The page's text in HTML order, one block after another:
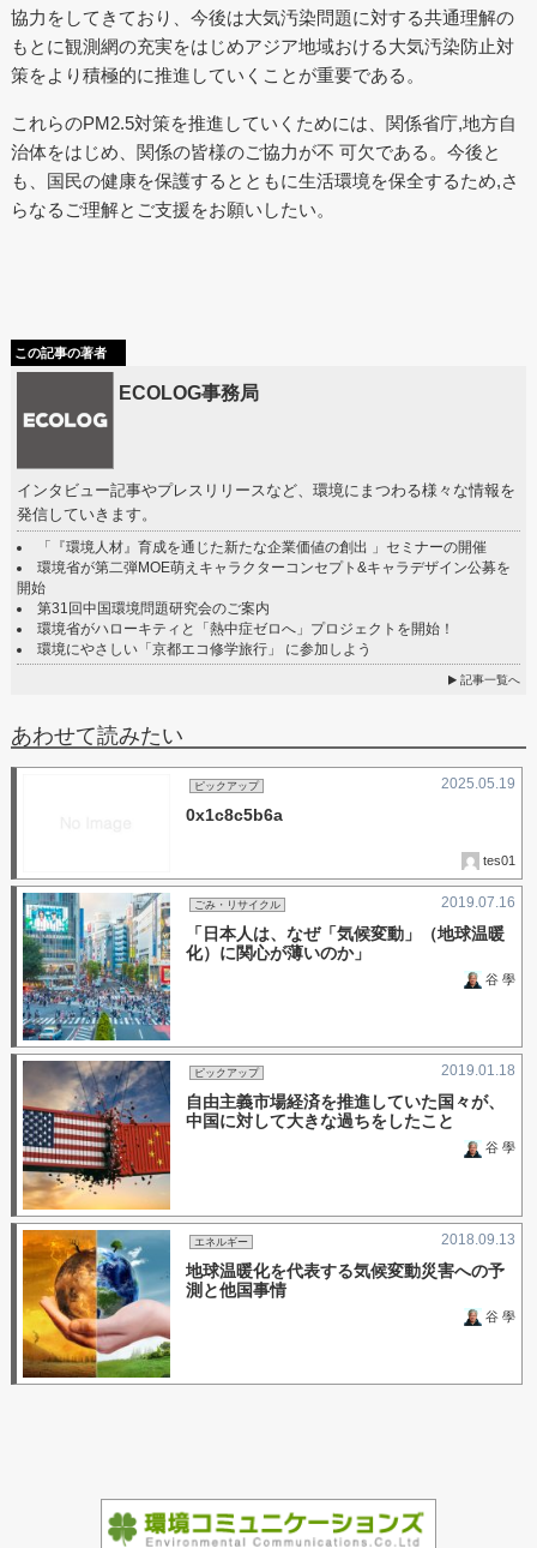
協力をしてきており、今後は大気汚染問題に対する共通理解の
もとに観測網の充実をはじめアジア地域おける大気汚染防止対
策をより積極的に推進していくことが重要である。
これらのPM2.5対策を推進していくためには、関係省庁,地方自
治体をはじめ、関係の皆様のご協力が不 可欠である。今後と
も、国民の健康を保護するとともに生活環境を保全するため,さ
らなるご理解とご支援をお願いしたい。
この記事の著者
ECOLOG事務局
インタビュー記事やプレスリリースなど、環境にまつわる様々な情報を
発信していきます。
「『環境人材』育成を通じた新たな企業価値の創出 」セミナーの開催
環境省が第二弾MOE萌えキャラクターコンセプト&キャラデザイン公募を
開始
第31回中国環境問題研究会のご案内
環境省がハローキティと「熱中症ゼロへ」プロジェクトを開始！
環境にやさしい「京都エコ修学旅行」 に参加しよう
記事一覧へ
あわせて読みたい
ピックアップ 2025.05.19
0x1c8c5b6a
tes01
ごみ・リサイクル 2019.07.16
「日本人は、なぜ「気候変動」（地球温暖
化）に関心が薄いのか」
谷 學
ピックアップ 2019.01.18
自由主義市場経済を推進していた国々が、
中国に対して大きな過ちをしたこと
谷 學
エネルギー 2018.09.13
地球温暖化を代表する気候変動災害への予
測と他国事情
谷 學